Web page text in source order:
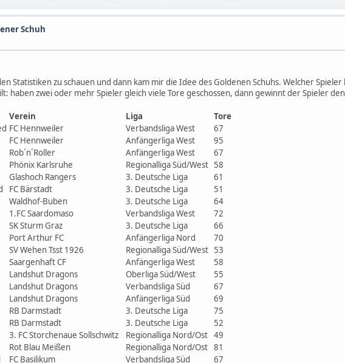
Schuh
Statistiken zu schauen und dann kam mir die Idee des Goldenen Schuhs. Welcher
haben zwei oder mehr Spieler gleich viele Tore geschossen, dann gewinnt der
Verein Liga
Tore
FC Hennweiler Verbandsliga West
67
FC Hennweiler Anfängerliga West
95
Rob´n´Roller Anfängerliga West
67
Phönix Karlsruhe Regionalliga Süd/West 58
Glashoch Rangers 3. Deutsche Liga
61
FC Bärstadt 3. Deutsche Liga
51
Waldhof-Buben 3. Deutsche Liga
64
1.FC Saardomaso Verbandsliga West
72
SK Sturm Graz 3. Deutsche Liga
66
Port Arthur FC Anfängerliga Nord
70
SV Wehen Tsst 1926 Regionalliga Süd/West 53
Saargenhaft CF Anfängerliga West
58
Landshut Dragons Oberliga Süd/West
55
Landshut Dragons Verbandsliga Süd
67
Landshut Dragons Anfängerliga Süd
69
RB Darmstadt 3. Deutsche Liga
75
RB Darmstadt 3. Deutsche Liga
52
3. FC Storchenaue Sollschwitz Regionalliga Nord/Ost 49
Rot Blau Meißen Regionalliga Nord/Ost 81
FC Basilikum Verbandsliga Süd 67